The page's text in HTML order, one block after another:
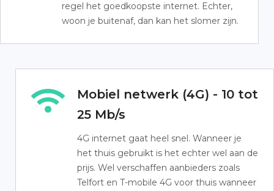
regel het goedkoopste internet. Echter,
woon je buitenaf, dan kan het slomer zijn.
Mobiel netwerk (4G) - 10 tot
25 Mb/s
4G internet gaat heel snel. Wanneer je
het thuis gebruikt is het echter wel aan de
prijs. Wel verschaffen aanbieders zoals
Telfort en T-mobile 4G voor thuis wanneer